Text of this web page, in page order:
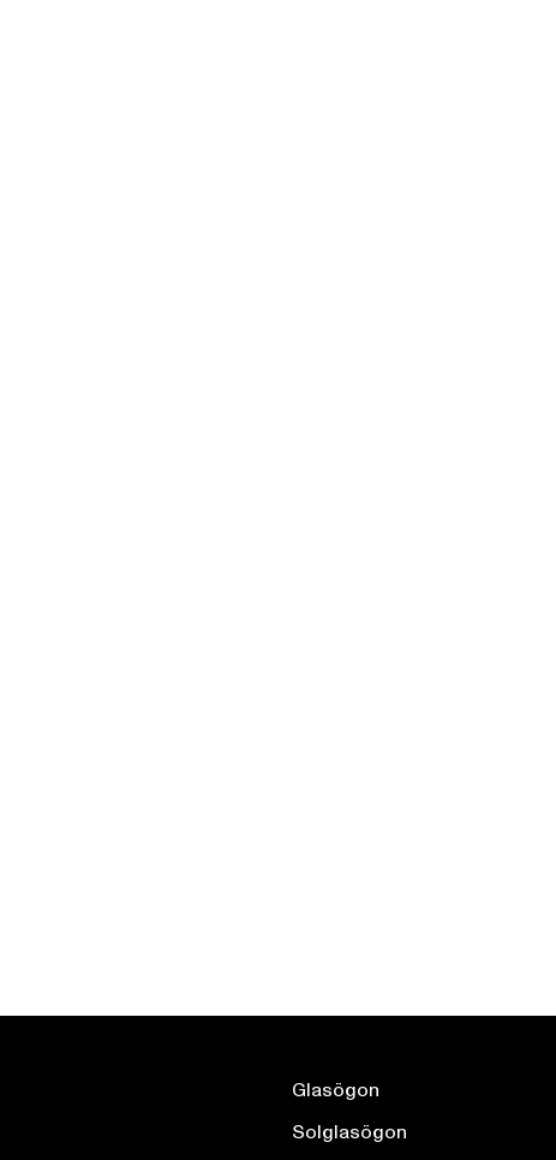
Glasögon
Solglasögon